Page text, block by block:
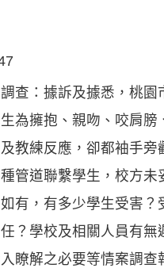
查：據訴及據悉，桃園
為擁抱、親吻、咬肩
教練反應，卻都袖手旁
管道聯繫學生，校方
有，有多少學生受害
？學校及相關人員有
瞭解之必要等情案調查